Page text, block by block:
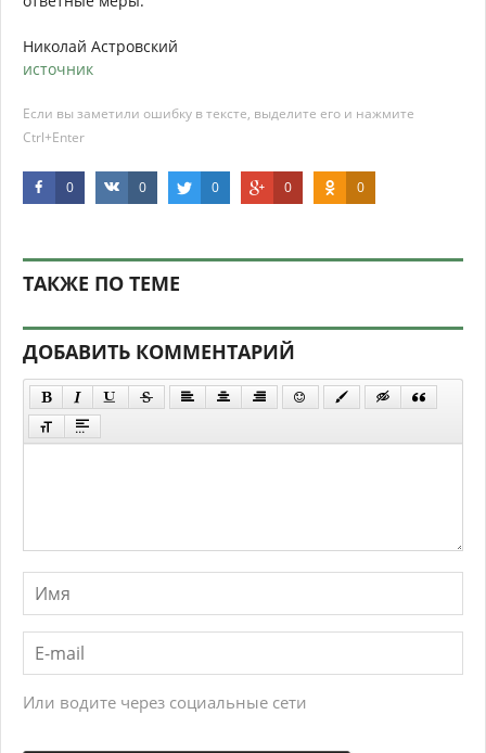
Николай Астровский
источник
Если вы заметили ошибку в тексте, выделите его и нажмите
Ctrl+Enter
0 0 0 0 0
ТАКЖЕ ПО ТЕМЕ
ДОБАВИТЬ КОММЕНТАРИЙ
Или водите через социальные сети